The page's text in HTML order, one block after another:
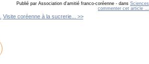
Publié par Association d'amitié franco-coréenne - dans Sciences
commenter cet article …
Visite coréenne à la sucrerie... >>